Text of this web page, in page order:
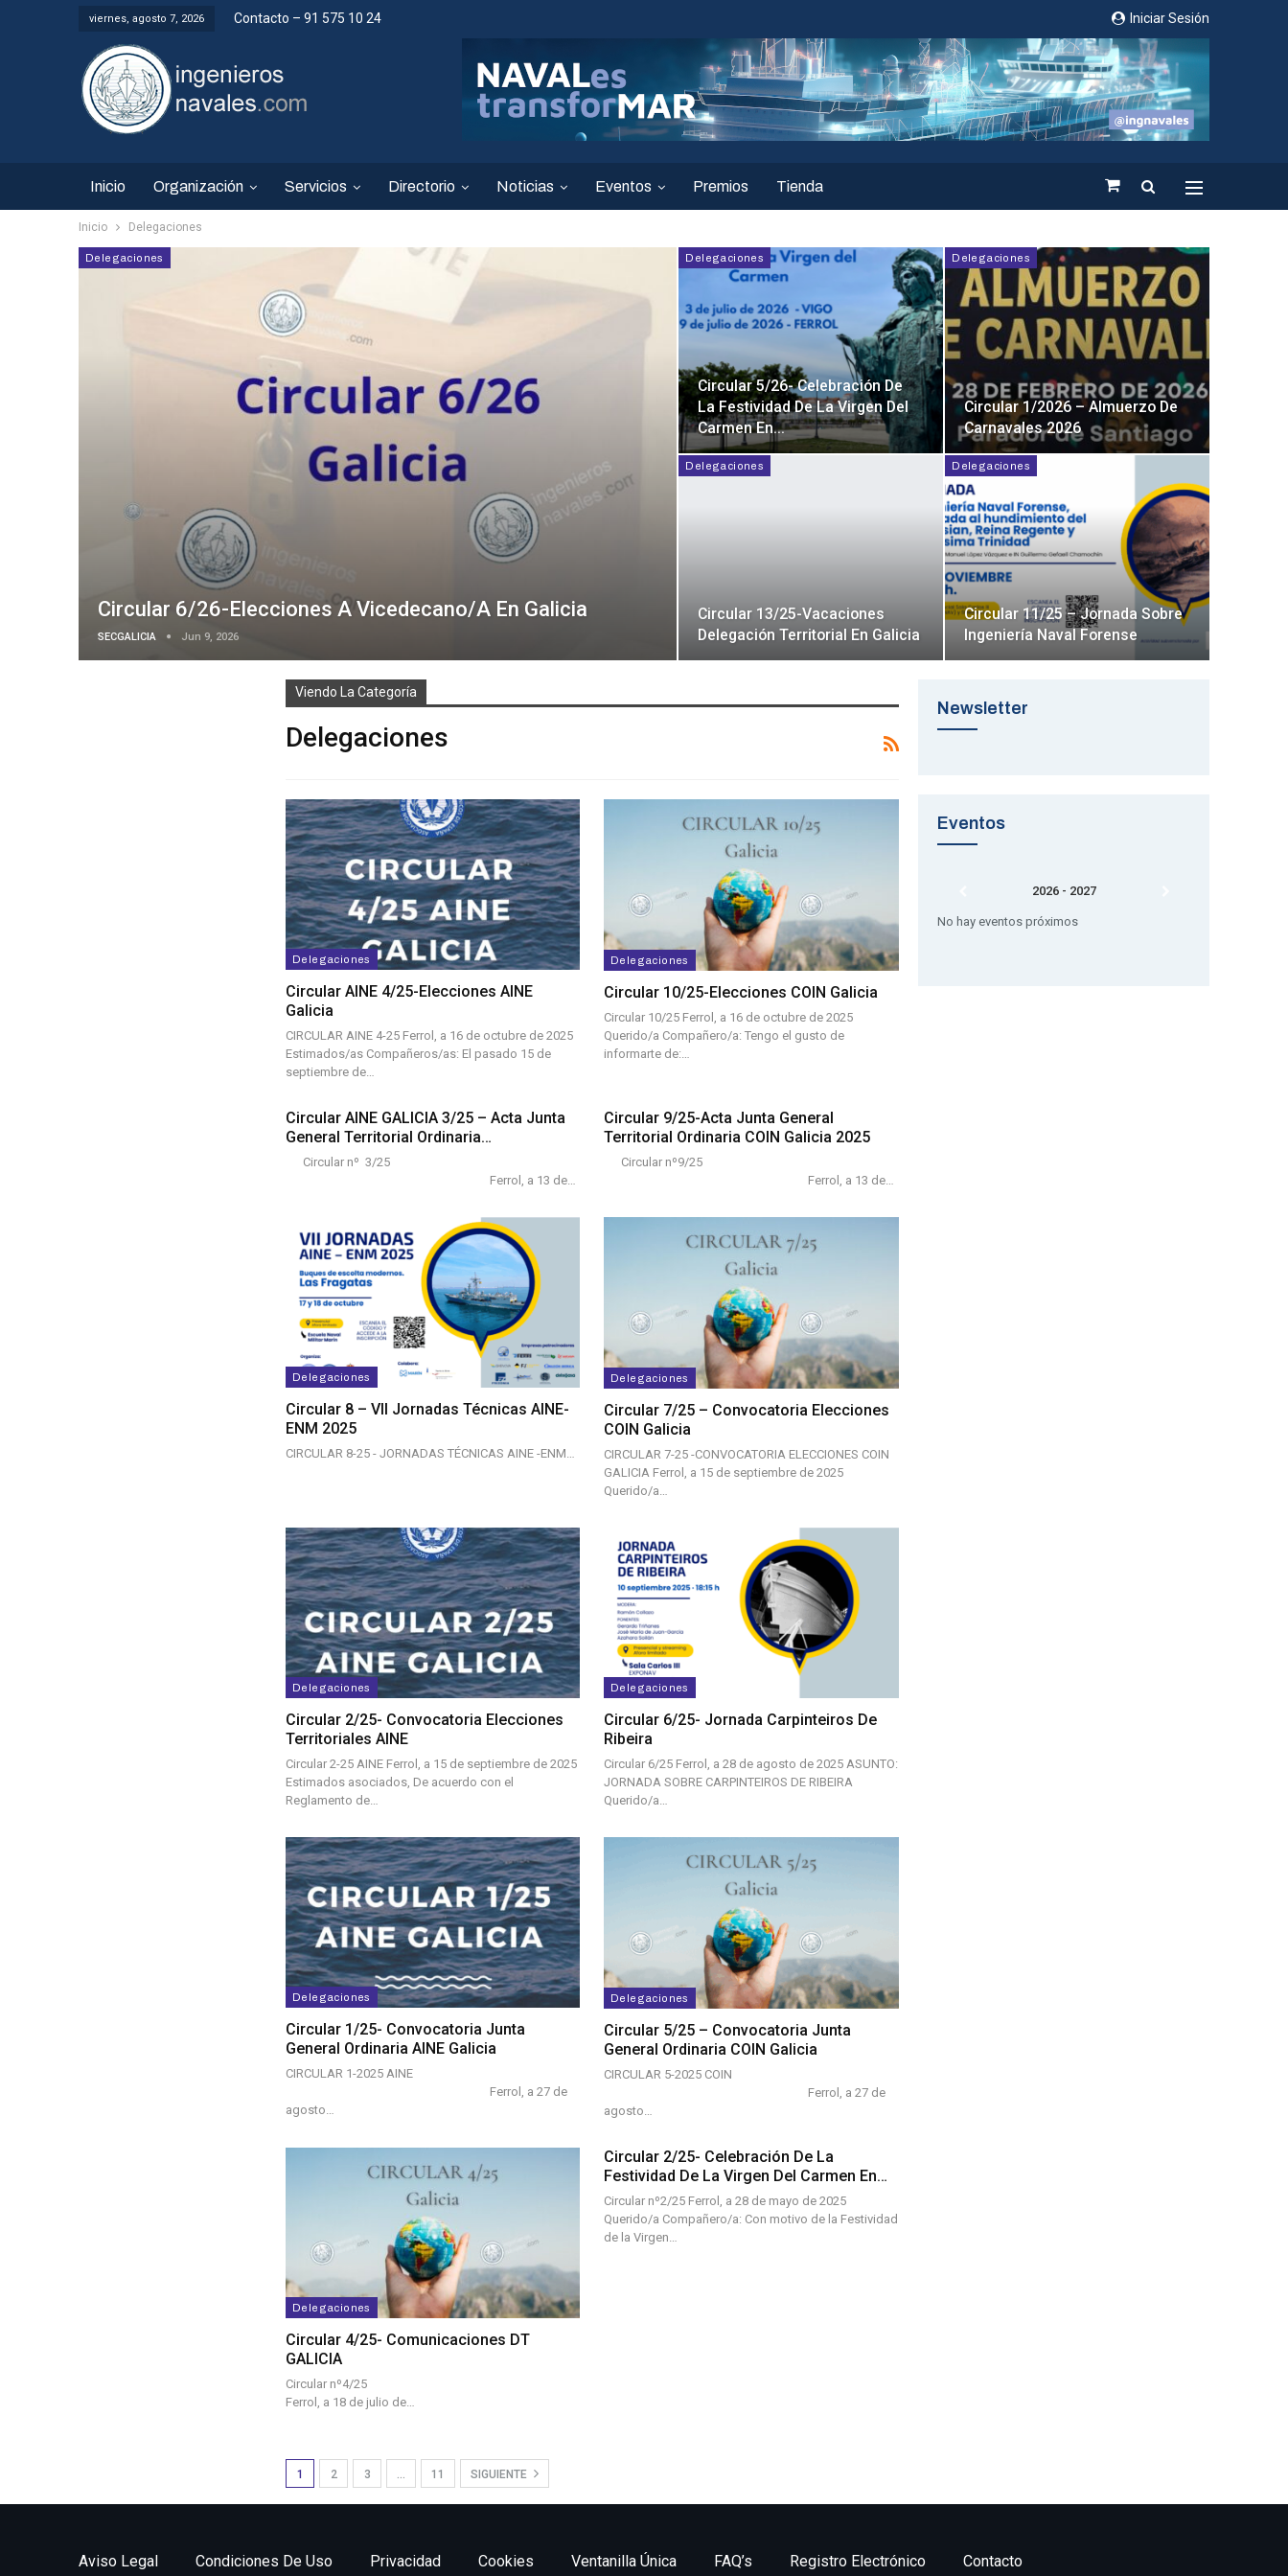
Iniciar Sesión
viernes, agosto 7, 2026 Contacto – 91 575 10 24
Inicio Organización Servicios Directorio Noticias Eventos Premios Tienda
Inicio Delegaciones
Delegaciones
Circular 6/26-Elecciones A Vicedecano/a En Galicia
SECGALICIA Jun 9, 2026
Delegaciones
Circular 5/26- Celebración De
La Festividad De La Virgen Del
Carmen En…
Delegaciones
Circular 1/2026 – Almuerzo De
Carnavales 2026
Delegaciones
Circular 13/25-Vacaciones
Delegación Territorial En Galicia
Delegaciones
Circular 11/25 – Jornada Sobre
Ingeniería Naval Forense
Viendo La Categoría
Delegaciones
Delegaciones
Circular AINE 4/25-Elecciones AINE
Galicia
CIRCULAR AINE 4-25 Ferrol, a 16 de octubre de 2025
Estimados/as Compañeros/as: El pasado 15 de
septiembre de…
Delegaciones
Circular 10/25-Elecciones COIN Galicia
Circular 10/25 Ferrol, a 16 de octubre de 2025
Querido/a Compañero/a: Tengo el gusto de
informarte de:…
Circular AINE GALICIA 3/25 – Acta Junta
General Territorial Ordinaria…
Circular nº 3/25
Ferrol, a 13 de…
Circular 9/25-Acta Junta General
Territorial Ordinaria COIN Galicia 2025
Circular nº9/25
Ferrol, a 13 de…
Delegaciones
Circular 8 – VII Jornadas Técnicas AINE-
ENM 2025
CIRCULAR 8-25 - JORNADAS TÉCNICAS AINE -ENM…
Delegaciones
Circular 7/25 – Convocatoria Elecciones
COIN Galicia
CIRCULAR 7-25 -CONVOCATORIA ELECCIONES COIN
GALICIA Ferrol, a 15 de septiembre de 2025
Querido/a…
Delegaciones
Circular 2/25- Convocatoria Elecciones
Territoriales AINE
Circular 2-25 AINE Ferrol, a 15 de septiembre de 2025
Estimados asociados, De acuerdo con el
Reglamento de…
Delegaciones
Circular 6/25- Jornada Carpinteiros De
Ribeira
Circular 6/25 Ferrol, a 28 de agosto de 2025 ASUNTO:
JORNADA SOBRE CARPINTEIROS DE RIBEIRA
Querido/a…
Delegaciones
Circular 1/25- Convocatoria Junta
General Ordinaria AINE Galicia
CIRCULAR 1-2025 AINE
Ferrol, a 27 de
agosto…
Delegaciones
Circular 5/25 – Convocatoria Junta
General Ordinaria COIN Galicia
CIRCULAR 5-2025 COIN
Ferrol, a 27 de
agosto…
Delegaciones
Circular 4/25- Comunicaciones DT
GALICIA
Circular nº4/25
Ferrol, a 18 de julio de…
Circular 2/25- Celebración De La
Festividad De La Virgen Del Carmen En…
Circular nº2/25 Ferrol, a 28 de mayo de 2025
Querido/a Compañero/a: Con motivo de la Festividad
de la Virgen…
1 2 3 … 11 SIGUIENTE
Newsletter
Eventos
2026 - 2027
No hay eventos próximos
Aviso Legal Condiciones De Uso Privacidad Cookies Ventanilla Única FAQ’s Registro Electrónico Contacto